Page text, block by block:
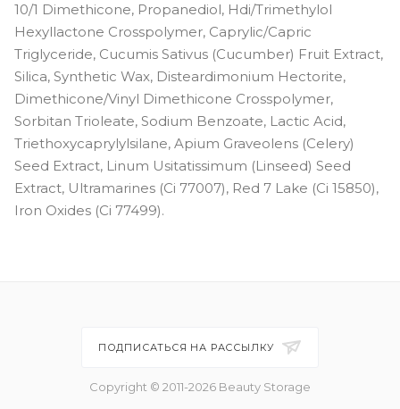
10/1 Dimethicone, Propanediol, Hdi/Trimethylol
Hexyllactone Crosspolymer, Caprylic/Capric
Triglyceride, Cucumis Sativus (Cucumber) Fruit Extract,
Silica, Synthetic Wax, Disteardimonium Hectorite,
Dimethicone/Vinyl Dimethicone Crosspolymer,
Sorbitan Trioleate, Sodium Benzoate, Lactic Acid,
Triethoxycaprylylsilane, Apium Graveolens (Celery)
Seed Extract, Linum Usitatissimum (Linseed) Seed
Extract, Ultramarines (Ci 77007), Red 7 Lake (Ci 15850),
Iron Oxides (Ci 77499).
ПОДПИСАТЬСЯ НА РАССЫЛКУ
Copyright © 2011-2026 Beauty Storage